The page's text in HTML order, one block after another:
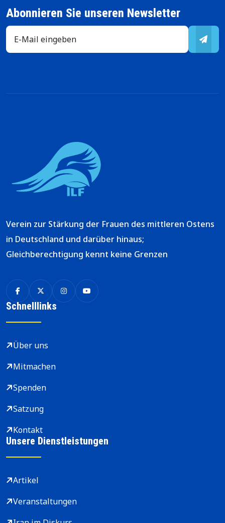
Abonnieren Sie unseren Newsletter
Verein zur Stärkung der Frauen des mittleren Ostens
in Deutschland und darüber hinaus;
Gleichberechtigung kennt keine Grenzen
Schnelllinks
Über uns
Mitmachen
Spenden
Satzung
Kontakt
Unsere Dienstleistungen
Artikel
Veranstaltungen